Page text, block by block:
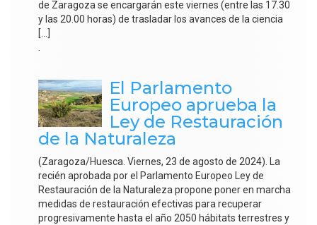
de Zaragoza se encargarán este viernes (entre las 17.30
y las 20.00 horas) de trasladar los avances de la ciencia
[…]
El Parlamento
Europeo aprueba la
Ley de Restauración
de la Naturaleza
(Zaragoza/Huesca. Viernes, 23 de agosto de 2024). La
recién aprobada por el Parlamento Europeo Ley de
Restauración de la Naturaleza propone poner en marcha
medidas de restauración efectivas para recuperar
progresivamente hasta el año 2050 hábitats terrestres y